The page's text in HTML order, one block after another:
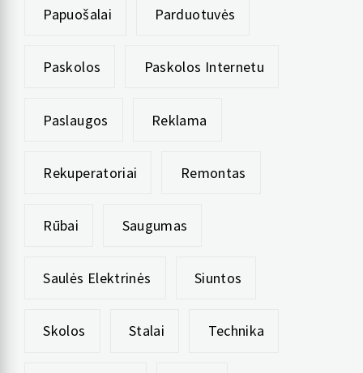
Papuošalai Parduotuvės
Paskolos Paskolos Internetu
Paslaugos Reklama
Rekuperatoriai Remontas
Rūbai Saugumas
Saulės Elektrinės Siuntos
Skolos Stalai Technika